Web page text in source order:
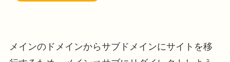
メインのドメインからサブドメインにサイトを移